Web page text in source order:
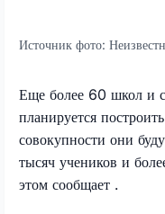
Источник фото:
Еще более 60 школ и
планируется
совокупности они
тысяч учеников и
этом сообщает .